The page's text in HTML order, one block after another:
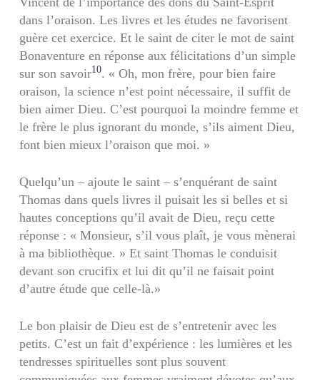
dans l’oraison. Les livres et les études ne favorisent
guère cet exercice. Et le saint de citer le mot de saint
Bonaventure en réponse aux félicitations d’un simple
sur son savoir10. « Oh, mon frère, pour bien faire
oraison, la science n’est point nécessaire, il suffit de
bien aimer Dieu. C’est pourquoi la moindre femme et
le frère le plus ignorant du monde, s’ils aiment Dieu,
font bien mieux l’oraison que moi. »
Quelqu’un – ajoute le saint – s’enquérant de saint
Thomas dans quels livres il puisait les si belles et si
hautes conceptions qu’il avait de Dieu, reçu cette
réponse : « Monsieur, s’il vous plaît, je vous mènerai
à ma bibliothèque. » Et saint Thomas le conduisit
devant son crucifix et lui dit qu’il ne faisait point
d’autre étude que celle-là.»
Le bon plaisir de Dieu est de s’entretenir avec les
petits. C’est un fait d’expérience : les lumières et les
tendresses spirituelles sont plus souvent